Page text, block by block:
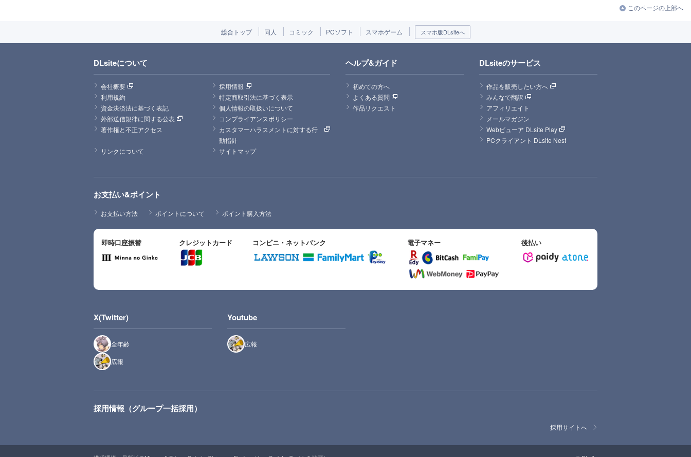
このページの上部へ
総合トップ 同人 コミック PCソフト スマホゲーム スマホ版DLsiteへ
DLsiteについて
会社概要
採用情報
利用規約
特定商取引法に基づく表示
資金決済法に基づく表記
個人情報の取扱いについて
外部送信規律に関する公表
コンプライアンスポリシー
著作権と不正アクセス
カスタマーハラスメントに対する行
動指針
リンクについて
サイトマップ
ヘルプ&ガイド
初めての方へ
よくある質問
作品リクエスト
DLsiteのサービス
作品を販売したい方へ
みんなで翻訳
アフィリエイト
メールマガジン
Webビューア DLsite Play
PCクライアント DLsite Nest
お支払い&ポイント
お支払い方法 ポイントについて ポイント購入方法
即時口座振替 クレジットカード コンビニ・ネットバンク 電子マネー 後払い
X(Twitter)
全年齢
広報
Youtube
広報
採用情報（グループ一括採用）
採用サイトへ